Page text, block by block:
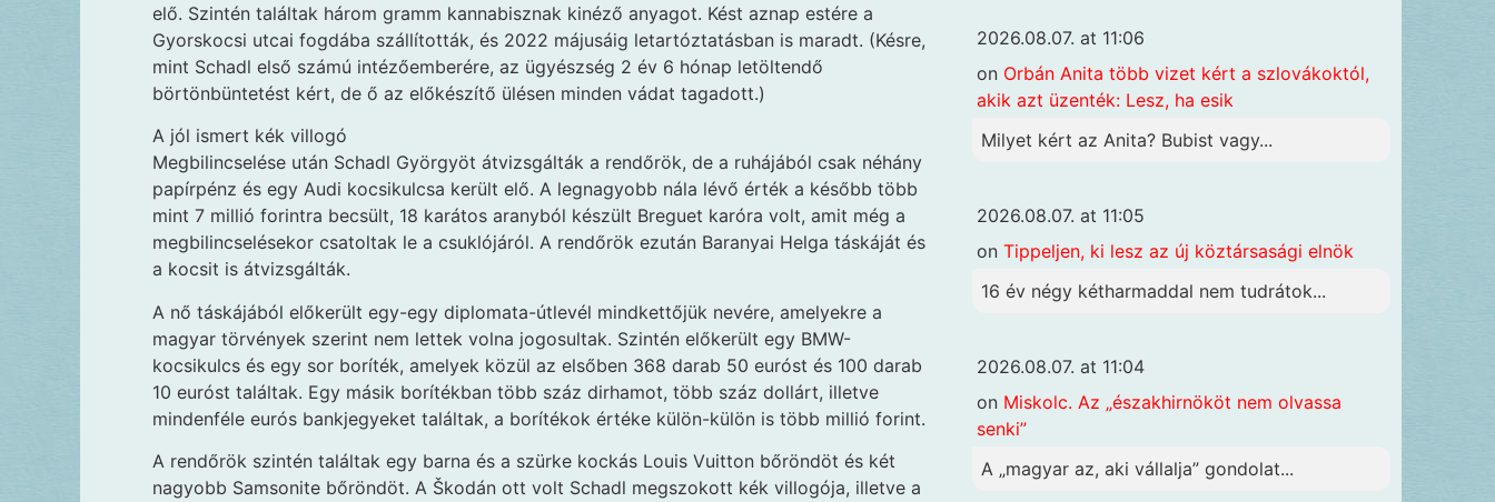
elő. Szintén találtak három gramm kannabisznak kinéző anyagot. Kést aznap estére a
Gyorskocsi utcai fogdába szállították, és 2022 májusáig letartóztatásban is maradt. (Késre,
mint Schadl első számú intézőemberére, az ügyészség 2 év 6 hónap letöltendő
börtönbüntetést kért, de ő az előkészítő ülésen minden vádat tagadott.)
A jól ismert kék villogó
Megbilincselése után Schadl Györgyöt átvizsgálták a rendőrök, de a ruhájából csak néhány
papírpénz és egy Audi kocsikulcsa került elő. A legnagyobb nála lévő érték a később több
mint 7 millió forintra becsült, 18 karátos aranyból készült Breguet karóra volt, amit még a
megbilincselésekor csatoltak le a csuklójáról. A rendőrök ezután Baranyai Helga táskáját és
a kocsit is átvizsgálták.
A nő táskájából előkerült egy-egy diplomata-útlevél mindkettőjük nevére, amelyekre a
magyar törvények szerint nem lettek volna jogosultak. Szintén előkerült egy BMW-
kocsikulcs és egy sor boríték, amelyek közül az elsőben 368 darab 50 euróst és 100 darab
10 euróst találtak. Egy másik borítékban több száz dirhamot, több száz dollárt, illetve
mindenféle eurós bankjegyeket találtak, a borítékok értéke külön-külön is több millió forint.
A rendőrök szintén találtak egy barna és a szürke kockás Louis Vuitton bőröndöt és két
nagyobb Samsonite bőröndöt. A Škodán ott volt Schadl megszokott kék villogója, illetve a
2026.08.07. at 11:06
on Orbán Anita több vizet kért a szlovákoktól,
akik azt üzenték: Lesz, ha esik
Milyet kért az Anita? Bubist vagy...
2026.08.07. at 11:05
on Tippeljen, ki lesz az új köztársasági elnök
16 év négy kétharmaddal nem tudrátok...
2026.08.07. at 11:04
on Miskolc. Az „északhirnököt nem olvassa
senki”
A „magyar az, aki vállalja” gondolat...